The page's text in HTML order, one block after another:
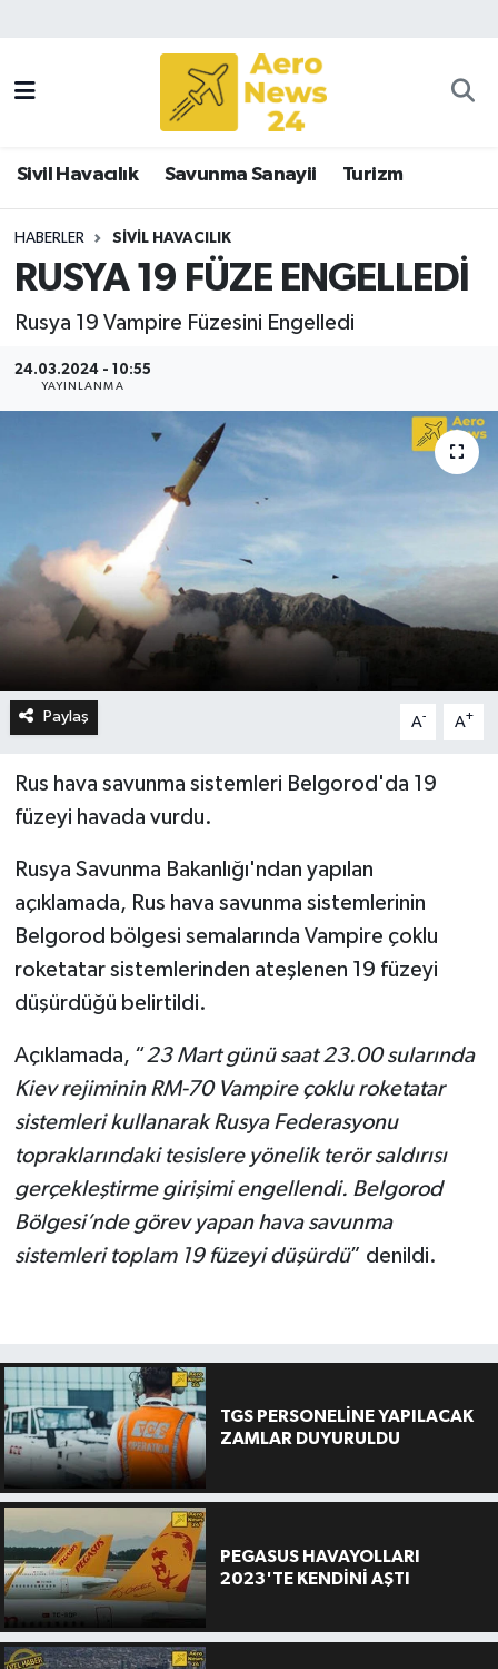
Sivil Havacılık Savunma Sanayii Turizm
HABERLER SIVIL HAVACILIK
RUSYA 19 FÜZE ENGELLEDİ
Rusya 19 Vampire Füzesini Engelledi
24.03.2024 - 10:55
YAYINLANMA
Paylaş A- A+
Rus hava savunma sistemleri Belgorod'da 19
füzeyi havada vurdu.
Rusya Savunma Bakanlığı'ndan yapılan
açıklamada, Rus hava savunma sistemlerinin
Belgorod bölgesi semalarında Vampire çoklu
roketatar sistemlerinden ateşlenen 19 füzeyi
düşürdüğü belirtildi.
Açıklamada, “23 Mart günü saat 23.00 sularında
Kiev rejiminin RM-70 Vampire çoklu roketatar
sistemleri kullanarak Rusya Federasyonu
topraklarındaki tesislere yönelik terör saldırısı
gerçekleştirme girişimi engellendi. Belgorod
Bölgesi’nde görev yapan hava savunma
sistemleri toplam 19 füzeyi düşürdü” denildi.
TGS PERSONELİNE YAPILACAK
ZAMLAR DUYURULDU
PEGASUS HAVAYOLLARI
2023'TE KENDİNİ AŞTI